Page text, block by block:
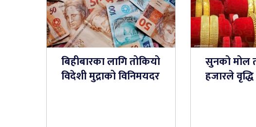
बिहीबारका लागि तोकियो
विदेशी मुद्राको विनिमयदर
सुनको मोल
हजारले वृद्धि